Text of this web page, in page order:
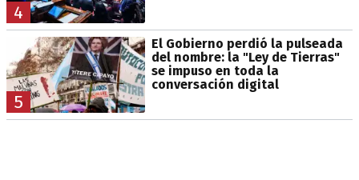
4
5
El Gobierno perdió la pulseada
del nombre: la "Ley de Tierras"
se impuso en toda la
conversación digital